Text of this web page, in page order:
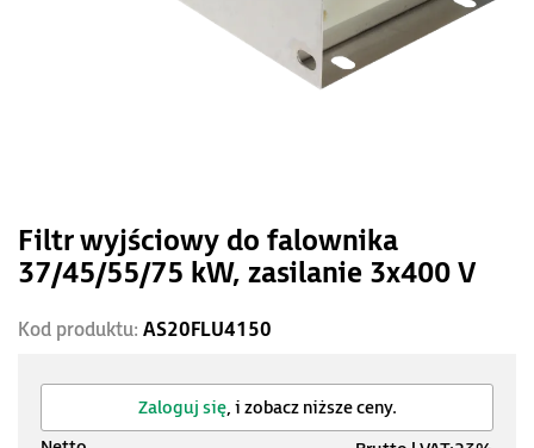
Filtr wyjściowy do falownika
37/45/55/75 kW, zasilanie 3x400 V
Kod produktu: AS20FLU4150
Zaloguj się, i zobacz niższe ceny.